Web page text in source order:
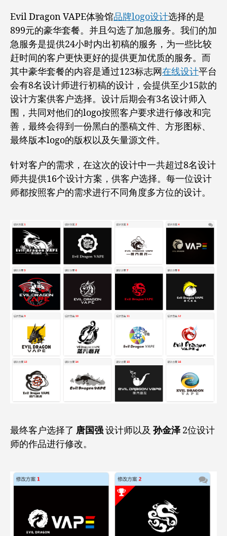
Evil Dragon VAPE体验馆品牌logo设计选择的是
899元的豪华套餐。并且勾选了加急服务。我们的加
急服务是提供24小时内出初稿的服务，为一些比较
赶时间的客户更快更好的提供更加优质的服务。而
其中豪华套餐的内容是通过123标志网在线设计平台
会有8名设计师进行初稿的设计，会提供至少15款的
设计方案供客户选择。设计后期会有3名设计师入
围，共同对他们的logo按照客户要求进行修改和完
善，最终会得到一份黑白的墨稿文件、方形图标、
最终版本logo的版权以及矢量源文件。
针对客户的需求，在这次的设计中一共超过8名设计
师共提供16个设计方案，供客户选择。每一位设计
师都按照客户的需求进行不同角度多方位的设计。
最终客户选择了 唐国强设计师以及 孙金泽2位设计
师的作品进行修改。